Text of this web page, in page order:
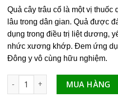
Quả cây trâu cổ là một vị
lâu trong dân gian. Quả được
dụng trong điều trị liệt dương,
nhức xương khớp. Đem ứng
Đông y vô cùng hữu nghiệm.
Quả trâu cổ điều trị liệt dương,
MUA HÀNG